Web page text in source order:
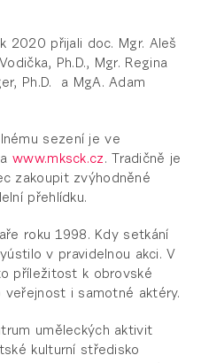
2020 přijali doc. Mgr. Aleš
Ph.D., Mgr. Regina
Ph.D. a MgA. Adam
sezení je ve
www.mksck.cz . Tradičně je
zakoupit zvýhodněné
přehlídku.
roku 1998. Kdy setkání
v pravidelnou akci. V
příležitost k obrovské
veřejnost i samotné aktéry.
uměleckých aktivit
kulturní středisko